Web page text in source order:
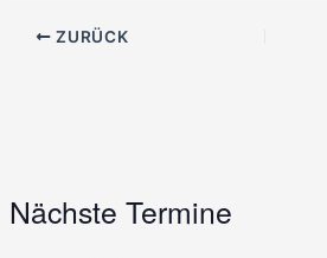
ZURÜCK
Nächste Termine